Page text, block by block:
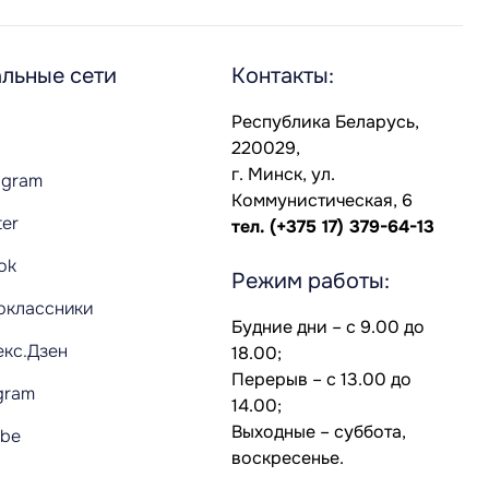
сети Контакты:
Республика Беларусь,
220029,
г. Минск, ул.
Коммунистическая, 6
тел. (+375 17) 379-64-13
Режим работы:
Будние дни – с 9.00 до
18.00;
Перерыв – с 13.00 до
14.00;
Выходные – суббота,
воскресенье.